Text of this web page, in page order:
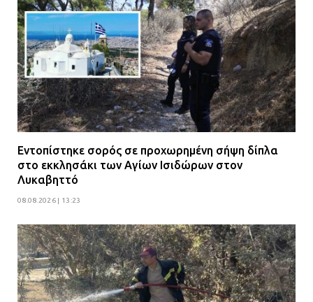
Εντοπίστηκε σορός σε προχωρημένη σήψη δίπλα
στο εκκλησάκι των Αγίων Ισιδώρων στον
Λυκαβηττό
08.08.2026 | 13:23